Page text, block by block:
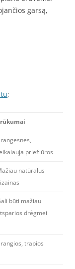
garsą,
;
priežiūros
natūralus
būti mažiau
drėgmei
trapios